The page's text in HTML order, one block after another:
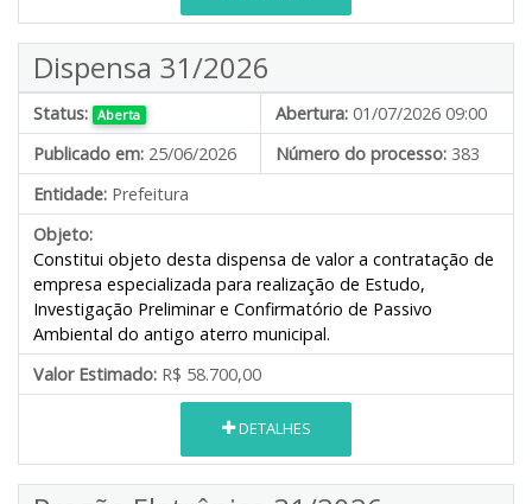
Dispensa 31/2026
Status: Aberta Abertura: 01/07/2026 09:00
Publicado em: 25/06/2026 Número do processo: 383
Entidade: Prefeitura
Objeto:
Constitui objeto desta dispensa de valor a contratação de
empresa especializada para realização de Estudo,
Investigação Preliminar e Confirmatório de Passivo
Ambiental do antigo aterro municipal.
Valor Estimado: R$ 58.700,00
DETALHES